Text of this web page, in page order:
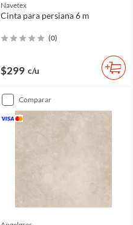
Navetex
Cinta para persiana 6 m
(0)
$299 c/u
comparar